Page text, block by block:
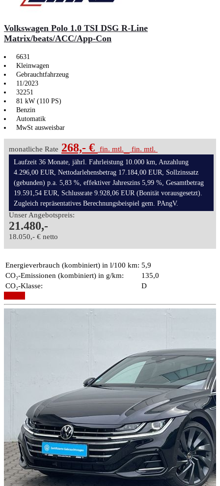
Volkswagen Polo 1.0 TSI DSG R-Line
Matrix/beats/ACC/App-Con
6631
Kleinwagen
Gebrauchtfahrzeug
11/2023
32251
81 kW (110 PS)
Benzin
Automatik
MwSt ausweisbar
monatliche Rate 268,- € fin. mtl. fin. mtl.
Laufzeit 36 Monate, jährl. Fahrleistung 10.000 km, Anzahlung
4.296,00 EUR, Nettodarlehensbetrag 17.184,00 EUR, Sollzinssatz
(gebunden) p.a. 5,83 %, effektiver Jahreszins 5,99 %, Gesamtbetrag
19.591,54 EUR, Schlussrate 9.928,06 EUR (Bonität vorausgesetzt).
Zugleich repräsentatives Berechnungsbeispiel gem. PAngV.
Unser Angebotspreis:
21.480,-
18.050,- € netto
Energieverbrauch (kombiniert) in l/100 km: 5,9
CO₂-Emissionen (kombiniert) in g/km:
135,0
CO₂-Klasse:
D